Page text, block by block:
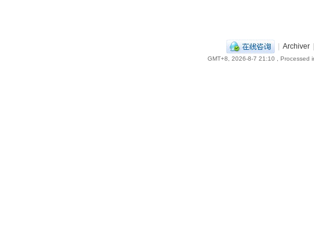
| Archiver |
GMT+8, 2026-8-7 21:10 , Processed